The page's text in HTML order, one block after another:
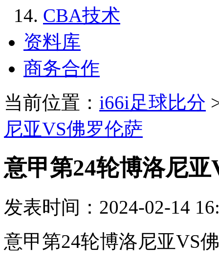
CBA技术
资料库
商务合作
当前位置： i66i足球比分
尼亚VS佛罗伦萨
意甲第24轮博洛尼亚
发表时间：2024-02-14
意甲第24轮博洛尼亚VS